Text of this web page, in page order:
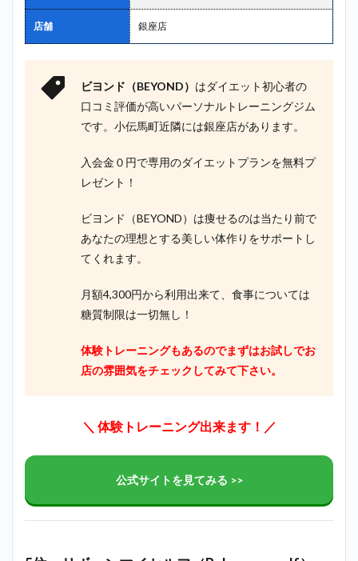
店舗 銀座店
ビヨンド（BEYOND） はダイエット初心者の
口コミ評価が高いパーソナルトレーニングジム
です。小伝馬町近隣には銀座店があります。
入会金０円で専用のダイエットプランを無料プ
レゼント！
ビヨンド（BEYOND）は痩せるのは当たり前で
あなたの理想とする美しい体作りをサポートし
てくれます。
月額4,300円から利用出来て、食事については
糖質制限は一切無し！
体験トレーニングもあるのでまずはお試しでお
店の雰囲気をチェックしてみて下さい。
＼ 体験トレーニング出来ます！／
公式サイトを見てみる >>